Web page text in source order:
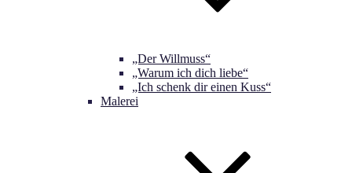
„Der Willmuss“
„Warum ich dich liebe“
„Ich schenk dir einen Kuss“
Malerei